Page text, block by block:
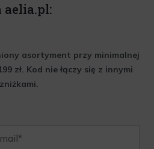
aelia.pl:
asortyment przy minimalnej
zł. Kod nie łączy się z innymi
zniżkami.